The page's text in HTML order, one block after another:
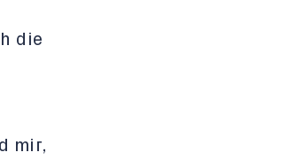
die
mir,